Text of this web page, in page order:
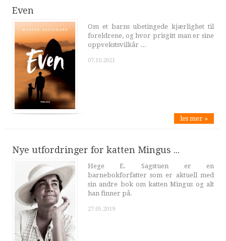
Even
Om et barns ubetingede kjærlighet til
foreldrene, og hvor prisgitt man er sine
oppvekstsvilkår ...
07.10.2021
les mer »
Nye utfordringer for katten Mingus ...
Hege E. Sagstuen er en
barnebokforfatter som er aktuell med
sin andre bok om katten Mingus og alt
han finner på.
27.05.2019